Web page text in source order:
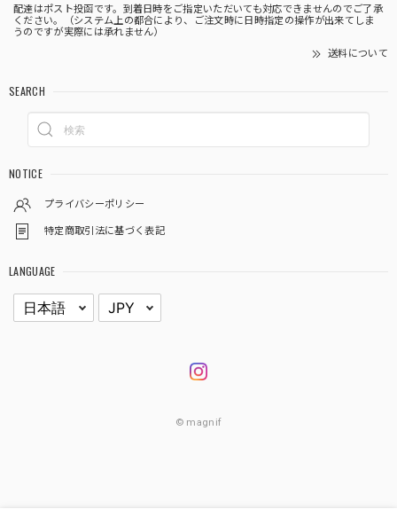
配達はポスト投函です。到着日時をご指定いただいても対応できませんのでご了承
ください。（システム上の都合により、ご注文時に日時指定の操作が出来てしま
うのですが実際には承れません）
送料について
SEARCH
NOTICE
プライバシーポリシー
特定商取引法に基づく表記
LANGUAGE
© magnif